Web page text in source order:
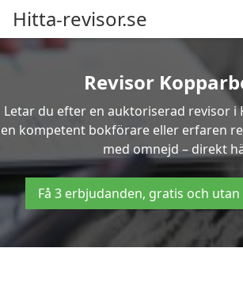
Hitta-revisor.se
Revisor
Letar du efter en auktoriserad revisor i
en kompetent bokförare eller erfaren
med omnejd – direkt
Få 3 erbjudanden, gratis och